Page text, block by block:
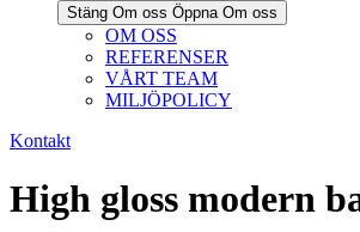
Stäng Om oss Öppna Om oss
OM OSS
REFERENSER
VÅRT TEAM
MILJÖPOLICY
Kontakt
High gloss modern